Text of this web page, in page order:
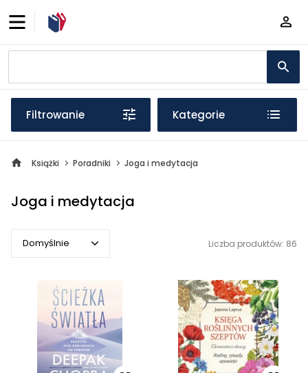
Filtrowanie Kategorie
Książki Poradniki Joga i medytacja
Joga i medytacja
Domyślnie
Popularne
Cena rosnąco
Cena malejąco
Liczba produktów: 86